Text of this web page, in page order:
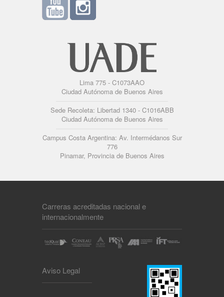
Lima 775 - C1073AAO
Ciudad Autónoma de Buenos Aires
Sede Recoleta: Libertad 1340 - C1016ABB
Ciudad Autónoma de Buenos Aires
Campus Costa Argentina: Av. Intermédanos Sur
776
Pinamar, Provincia de Buenos Aires
Carreras acreditadas nacional e
internacionalmente
Aviso Legal